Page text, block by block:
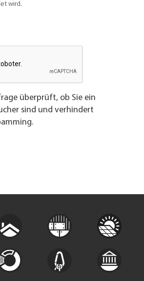
wird.
überprüft, ob Sie ein
sind und verhindert